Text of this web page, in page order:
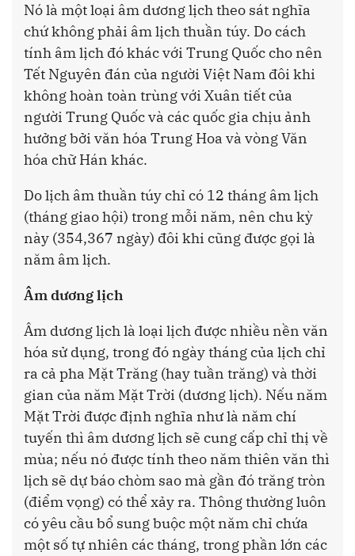
Nó là một loại âm dương lịch theo sát nghĩa
chứ không phải âm lịch thuần túy. Do cách
tính âm lịch đó khác với Trung Quốc cho nên
Tết Nguyên đán của người Việt Nam đôi khi
không hoàn toàn trùng với Xuân tiết của
người Trung Quốc và các quốc gia chịu ảnh
hưởng bởi văn hóa Trung Hoa và vòng Văn
hóa chữ Hán khác.
Do lịch âm thuần túy chỉ có 12 tháng âm lịch
(tháng giao hội) trong mỗi năm, nên chu kỳ
này (354,367 ngày) đôi khi cũng được gọi là
năm âm lịch.
Âm dương lịch
Âm dương lịch là loại lịch được nhiều nền văn
hóa sử dụng, trong đó ngày tháng của lịch chỉ
ra cả pha Mặt Trăng (hay tuần trăng) và thời
gian của năm Mặt Trời (dương lịch). Nếu năm
Mặt Trời được định nghĩa như là năm chí
tuyến thì âm dương lịch sẽ cung cấp chỉ thị về
mùa; nếu nó được tính theo năm thiên văn thì
lịch sẽ dự báo chòm sao mà gần đó trăng tròn
(điểm vọng) có thể xảy ra. Thông thường luôn
có yêu cầu bổ sung buộc một năm chỉ chứa
một số tự nhiên các tháng, trong phần lớn các